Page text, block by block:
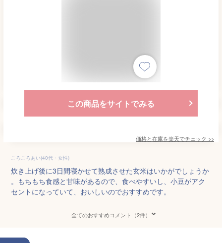
この商品をサイトでみる
価格と在庫を楽天でチェック >>
ころころあい(40代・女性)
炊き上げ後に3日間寝かせて熟成させた玄米はいかがでしょうか
。もちもち食感と甘味があるので、食べやすいし、小豆がアク
セントになっていて、おいしいのでおすすめです。
全てのおすすめコメント（2件）